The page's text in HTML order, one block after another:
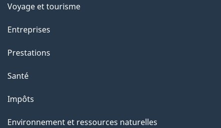
Voyage et tourisme
Entreprises
Prestations
Santé
Impôts
Environnement et ressources naturelles